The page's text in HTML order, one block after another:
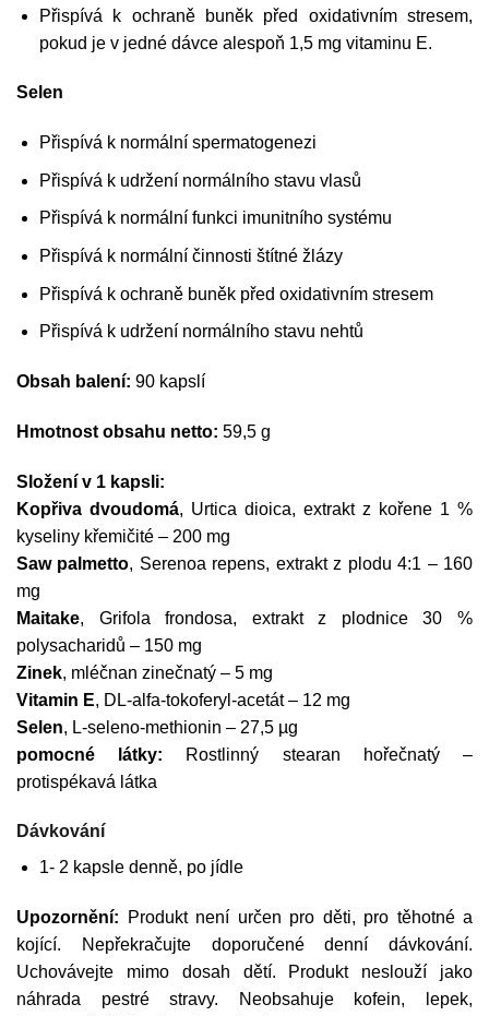
Přispívá k ochraně buněk před oxidativním stresem,
pokud je v jedné dávce alespoň 1,5 mg vitaminu E.
Selen
Přispívá k normální spermatogenezi
Přispívá k udržení normálního stavu vlasů
Přispívá k normální funkci imunitního systému
Přispívá k normální činnosti štítné žlázy
Přispívá k ochraně buněk před oxidativním stresem
Přispívá k udržení normálního stavu nehtů
Obsah balení: 90 kapslí
Hmotnost obsahu netto: 59,5 g
Složení v 1 kapsli:
Kopřiva dvoudomá, Urtica dioica, extrakt z kořene 1 %
kyseliny křemičité – 200 mg
Saw palmetto, Serenoa repens, extrakt z plodu 4:1 – 160
mg
Maitake, Grifola frondosa, extrakt z plodnice 30 %
polysacharidů – 150 mg
Zinek, mléčnan zinečnatý – 5 mg
Vitamin E, DL-alfa-tokoferyl-acetát – 12 mg
Selen, L-seleno-methionin – 27,5 µg
pomocné látky: Rostlinný stearan hořečnatý –
protispékavá látka
Dávkování
1- 2 kapsle denně, po jídle
Upozornění: Produkt není určen pro děti, pro těhotné a
kojící. Nepřekračujte doporučené denní dávkování.
Uchovávejte mimo dosah dětí. Produkt neslouží jako
náhrada pestré stravy. Neobsahuje kofein, lepek,